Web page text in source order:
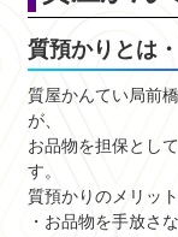
質預かりとは
質屋かんてい局前
が、
お品物を担保とし
す。
質預かりのメリッ
・お品物を手放さ